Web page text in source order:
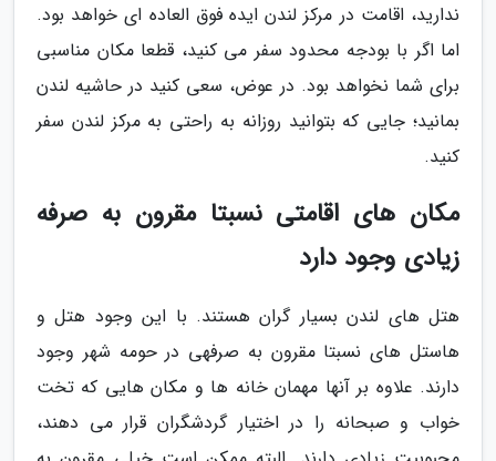
ندارید، اقامت در مرکز لندن ایده فوق العاده ای خواهد بود.
اما اگر با بودجه محدود سفر می کنید، قطعا مکان مناسبی
برای شما نخواهد بود. در عوض، سعی کنید در حاشیه لندن
بمانید؛ جایی که بتوانید روزانه به راحتی به مرکز لندن سفر
کنید.
مکان های اقامتی نسبتا مقرون به صرفه
زیادی وجود دارد
هتل های لندن بسیار گران هستند. با این وجود هتل و
هاستل های نسبتا مقرون به صرفهی در حومه شهر وجود
دارند. علاوه بر آنها مهمان خانه ها و مکان هایی که تخت
خواب و صبحانه را در اختیار گردشگران قرار می دهند،